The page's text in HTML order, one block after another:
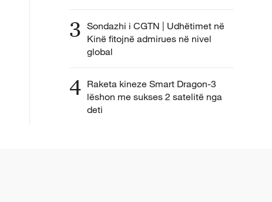
3 Sondazhi i CGTN | Udhëtimet në
Kinë fitojnë admirues në nivel
global
4 Raketa kineze Smart Dragon-3
lëshon me sukses 2 satelitë nga
deti